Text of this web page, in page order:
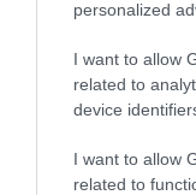
personalized
I want to allow
related to
device
I want to allow
related to
08.08.2026 | 17:02